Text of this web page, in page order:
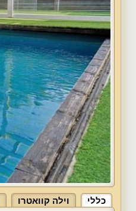
כללי וילה קוואטרו